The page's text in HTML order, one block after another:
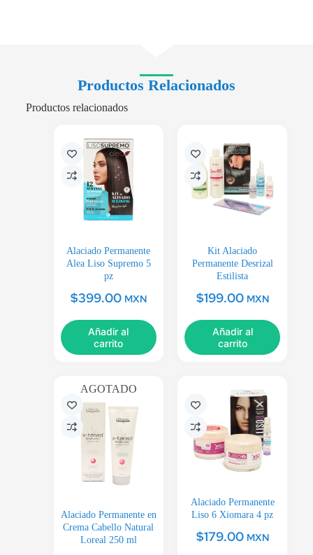
Productos Relacionados
Productos relacionados
Alaciado Permanente
Alea Liso Supremo 5
pz
$399.00 MXN
Añadir al
carrito
Kit Alaciado
Permanente Desrizal
Estilista
$199.00 MXN
Añadir al
carrito
AGOTADO
Alaciado Permanente en
Crema Cabello Natural
Loreal 250 ml
Alaciado Permanente
Liso 6 Xiomara 4 pz
$179.00 MXN